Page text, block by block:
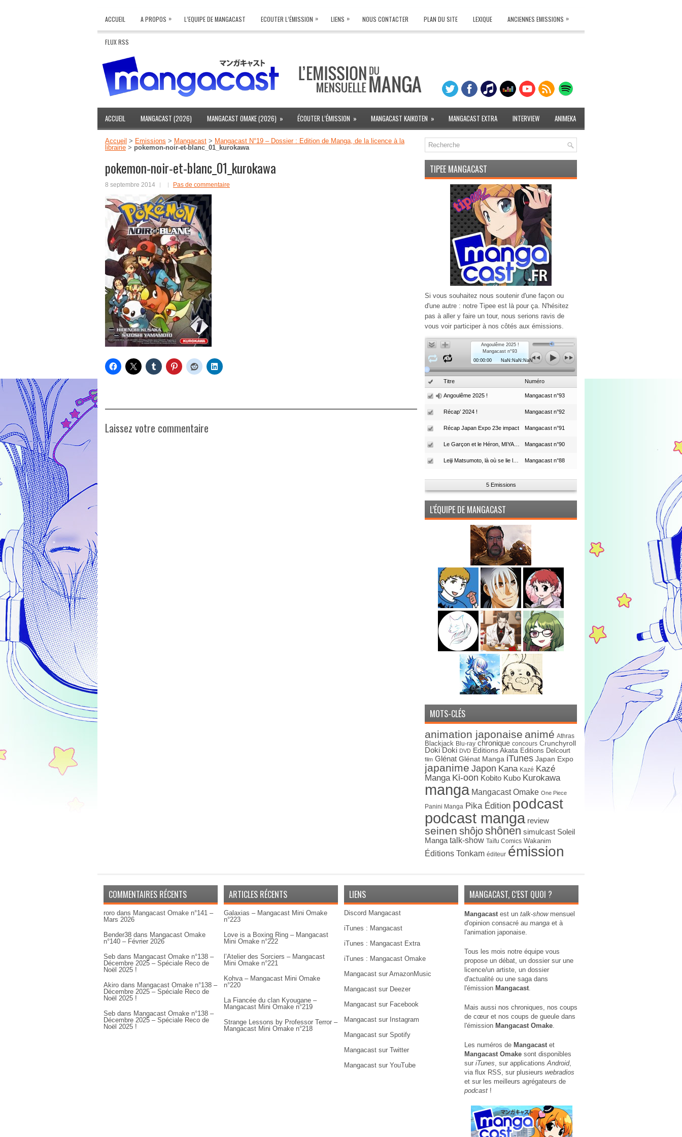
ACCUEIL A PROPOS » L’EQUIPE DE MANGACAST ECOUTER L’ÉMISSION » LIENS » NOUS CONTACTER PLAN DU SITE LEXIQUE ANCIENNES EMISSIONS »
FLUX RSS
ACCUEIL MANGACAST (2026) MANGACAST OMAKE (2026) » ÉCOUTER L’ÉMISSION » MANGACAST KAIKOTEN » MANGACAST EXTRA INTERVIEW ANIMEKA
Accueil > Emissions > Mangacast > Mangacast N°19 – Dossier : Édition de Manga, de la licence à la
librairie > pokemon-noir-et-blanc_01_kurokawa
pokemon-noir-et-blanc_01_kurokawa
8 septembre 2014 Pas de commentaire
Laissez votre commentaire
TIPEE MANGACAST
Si vous souhaitez nous soutenir d'une façon ou
d'une autre : notre Tipee est là pour ça. N'hésitez
pas à aller y faire un tour, nous serions ravis de
vous voir participer à nos côtés aux émissions.
Angoulême 2025 !
Mangacast n°93
00:00:00
NaN:NaN:NaN
Titre Numéro
Angoulême 2025 ! Mangacast n°93
Récap’ 2024 ! Mangacast n°92
Récap Japan Expo 23e impact Mangacast n°91
Mangacast n°90
Mangacast n°88
5 Emissions
L’ÉQUIPE DE MANGACAST
MOTS-CLÉS
animation japonaise animé Athras
Blackjack Blu-ray chronique concours Crunchyroll
Doki Doki DVD Editions Akata Editions Delcourt
film Glénat Glénat Manga iTunes Japan Expo
japanime Japon Kana Kazé Kazé
Manga Ki-oon Kobito Kubo Kurokawa
manga Mangacast Omake One Piece
Panini Manga Pika Édition podcast
podcast manga review
seinen shôjoshônen simulcast Soleil
Manga talk-show Taïfu Comics Wakanim
Éditions Tonkam éditeur émission
COMMENTAIRES RÉCENTS
roro dans Mangacast Omake n°141 –
Mars 2026
Bender38 dans Mangacast Omake
n°140 – Février 2026
Seb dans Mangacast Omake n°138 –
Décembre 2025 – Spéciale Reco de
Noël 2025 !
Akiro dans Mangacast Omake n°138 –
Décembre 2025 – Spéciale Reco de
Noël 2025 !
Seb dans Mangacast Omake n°138 –
Décembre 2025 – Spéciale Reco de
Noël 2025 !
ARTICLES RÉCENTS
Galaxias – Mangacast Mini Omake
n°223
Love is a Boxing Ring – Mangacast
Mini Omake n°222
l’Atelier des Sorciers – Mangacast
Mini Omake n°221
Kohva – Mangacast Mini Omake
n°220
La Fiancée du clan Kyougane –
Mangacast Mini Omake n°219
Strange Lessons by Professor Terror –
Mangacast Mini Omake n°218
LIENS
Discord Mangacast
iTunes : Mangacast
iTunes : Mangacast Extra
iTunes : Mangacast Omake
Mangacast sur AmazonMusic
Mangacast sur Deezer
Mangacast sur Facebook
Mangacast sur Instagram
Mangacast sur Spotify
Mangacast sur Twitter
Mangacast sur YouTube
MANGACAST, C’EST QUOI ?
Mangacastest un talk-showmensuel
d'opinion consacré au manga et à
l'animation japonaise.
Tous les mois notre équipe vous
propose un débat, un dossier sur une
licence/un artiste, un dossier
d'actualité ou une saga dans
l'émission Mangacast.
Mais aussi nos chroniques, nos coups
de cœur et nos coups de gueule dans
l'émission Mangacast Omake.
Les numéros de Mangacastet
Mangacast Omake sont disponibles
sur iTunes, sur applicationsAndroid,
via flux RSS, sur plusieurs webradios
et sur les meilleurs agrégateurs de
podcast !